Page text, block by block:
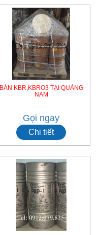
BÁN KBR,KBRO3 TẠI QUẢNG
NAM
Gọi ngay
Chi tiết